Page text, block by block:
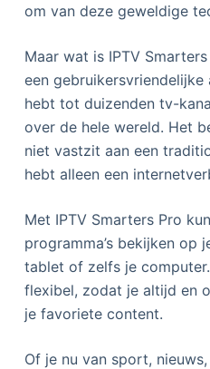
om van deze geweldige
Maar wat is IPTV
een
hebt tot duizenden tv-
over de hele wereld. Het
niet vastzit aan een
hebt alleen een
Met IPTV Smarters Pro
programma’s bekijken op
tablet of zelfs je
flexibel, zodat je altijd en
je favoriete content.
Of je nu van sport,